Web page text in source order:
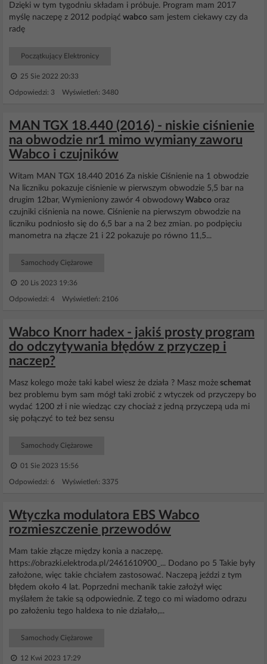
Dzięki w tym tygodniu składam i próbuje. Program mam 2017
myślę naczepę z 2012 podpiąć wabco sam jestem ciekawy czy da
radę
Początkujący Elektronicy
25 Sie 2022 20:33
Odpowiedzi: 3 Wyświetleń: 3480
MAN TGX 18.440 (2016) - niskie ciśnienie
na obwodzie nr1 mimo wymiany zaworu
Wabco i czujników
Witam MAN TGX 18.440 2016 Za niskie Ciśnienie na 1 obwodzie
Na liczniku pokazuje ciśnienie w pierwszym obwodzie 5,5 bar na
drugim 12bar, Wymieniony zawór 4 obwodowy Wabco oraz
czujniki ciśnienia na nowe. Ciśnienie na pierwszym obwodzie na
liczniku podniosło się do 6,5 bar a na 2 bez zmian. po podpięciu
manometra na złącze 21 i 22 pokazuje po równo 11,5...
Samochody Ciężarowe
20 Lis 2023 19:36
Odpowiedzi: 4 Wyświetleń: 2106
Wabco Knorr hadex - jakiś prosty program
do odczytywania błędów z przyczep i
naczep?
Masz kolego może taki kabel wiesz że działa ? Masz może schemat
bez problemu bym sam mógł taki zrobić z wtyczek od przyczepy bo
wydać 1200 zł i nie wiedząc czy chociaż z jedną przyczepą uda mi
się połączyć to też bez sensu
Samochody Ciężarowe
01 Sie 2023 15:56
Odpowiedzi: 6 Wyświetleń: 3375
Wtyczka modulatora EBS Wabco
rozmieszczenie przewodów
Mam takie złącze między konia a naczepę.
https://obrazki.elektroda.pl/2461610900_... Dodano po 5 Takie były
założone, więc takie chciałem zastosować. Naczepą jeździ z tym
błędem około 4 lat. Poprzedni mechanik takie założył więc
myślałem że takie są odpowiednie. Z tego co mi wiadomo odrazu
po założeniu tego haldexa to nie działało,...
Samochody Ciężarowe
12 Kwi 2023 17:29